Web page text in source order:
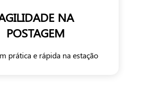
NA
POSTAGEM
prática e rápida na estação